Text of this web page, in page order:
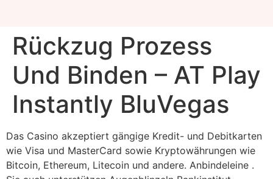
Rückzug Prozess
Und Binden – AT Play
Instantly BluVegas
Das Casino akzeptiert gängige Kredit- und Debitkarten
wie Visa und MasterCard sowie Kryptowährungen wie
Bitcoin, Ethereum, Litecoin und andere. Anbindeleine .